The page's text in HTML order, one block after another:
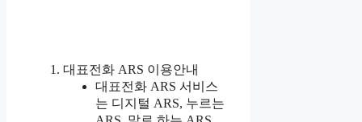
대표전화 ARS 이용안내
대표전화 ARS 서비스
는 디지털 ARS, 누르는